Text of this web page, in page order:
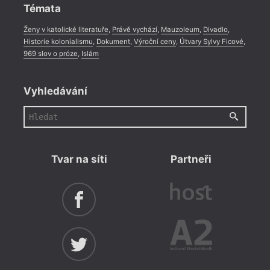
Témata
Ženy v katolické literatuře, Právě vychází, Mauzoleum, Divadlo,
Historie kolonialismu, Dokument, Výroční ceny, Útvary Sylvy Ficové,
969 slov o próze, Islám
Vyhledávání
Tvar na síti Partneři